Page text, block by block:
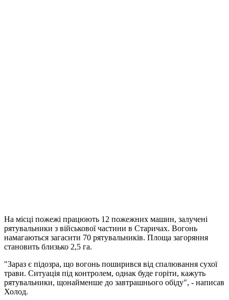
На місці пожежі працюють 12 пожежних машин, залучені
рятувальники з військової частини в Старичах. Вогонь
намагаються загасити 70 рятувальників. Площа загоряння
становить близько 2,5 га.
"Зараз є підозра, що вогонь поширився від спалювання сухої
трави. Ситуація під контролем, однак буде горіти, кажуть
рятувальники, щонайменше до завтрашнього обіду", - написав
Холод.